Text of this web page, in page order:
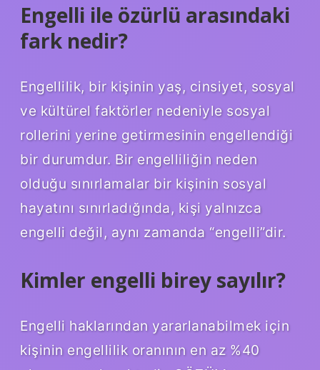
Engelli ile özürlü arasındaki
fark nedir?
Engellilik, bir kişinin yaş, cinsiyet, sosyal
ve kültürel faktörler nedeniyle sosyal
rollerini yerine getirmesinin engellendiği
bir durumdur. Bir engelliliğin neden
olduğu sınırlamalar bir kişinin sosyal
hayatını sınırladığında, kişi yalnızca
engelli değil, aynı zamanda “engelli”dir.
Kimler engelli birey sayılır?
Engelli haklarından yararlanabilmek için
kişinin engellilik oranının en az %40